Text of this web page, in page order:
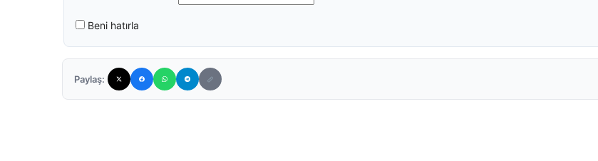
Beni hatırla
Paylaş: